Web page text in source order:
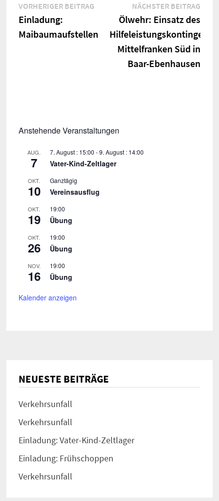
Beitragsnavigation
VORHERIGER BEITRAGVorheriger
Beitrag:
Einladung:
Maibaumaufstellen
NÄCHSTER BEITRAG
Ölwehr: Einsatz des
Hilfeleistungskontingents
Mittelfranken Süd in
Baar-Ebenhausen
Anstehende Veranstaltungen
AUG.
7
7. August : 15:00 -9. August : 14:00
Vater-Kind-Zeltlager
OKT.
10
Ganztägig
Vereinsausflug
OKT.
19
19:00
Übung
OKT.
26
19:00
Übung
NOV.
16
19:00
Übung
Kalender anzeigen
NEUESTE BEITRÄGE
Verkehrsunfall
Verkehrsunfall
Einladung: Vater-Kind-Zeltlager
Einladung: Frühschoppen
Verkehrsunfall